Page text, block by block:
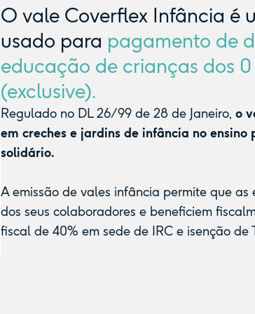
O vale Coverflex Infância é
usado para pagamento de
educação de crianças dos 0
(exclusive).
Regulado no DL 26/99 de 28 de Janeiro, o
em creches e jardins de infância no
solidário.
A emissão de vales infância permite que
dos seus colaboradores e beneficiem
fiscal de 40% em sede de IRC e isenção de